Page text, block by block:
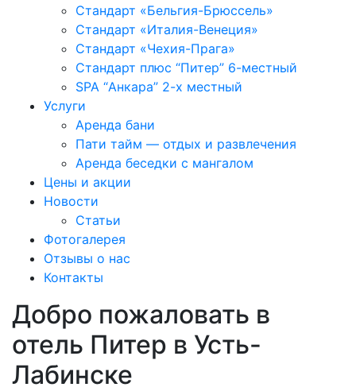
Стандарт «Бельгия-Брюссель»
Стандарт «Италия-Венеция»
Стандарт «Чехия-Прага»
Стандарт плюс “Питер” 6-местный
SPA “Анкaра” 2-х местный
Услуги
Аренда бани
Пати тайм — отдых и развлечения
Аренда беседки с мангалом
Цены и акции
Новости
Статьи
Фотогалерея
Отзывы о нас
Контакты
Добро пожаловать в
отель Питер в Усть-
Лабинске